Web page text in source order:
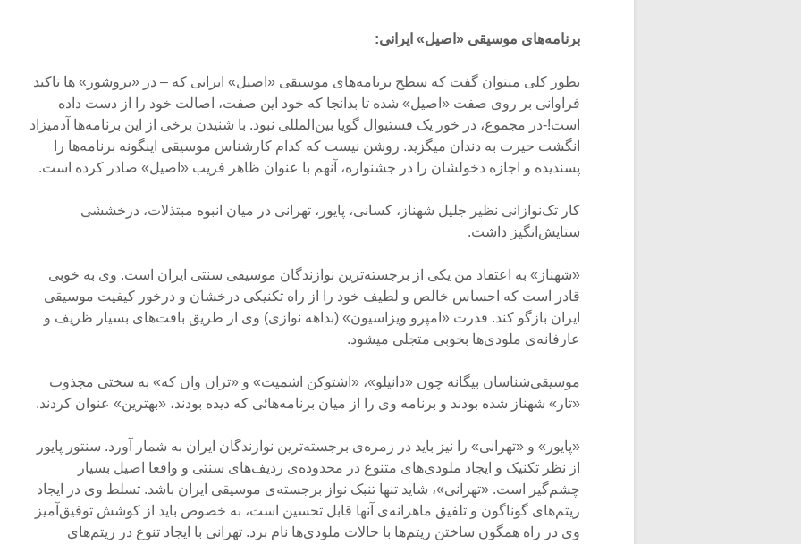
برنامه‌های موسیقی «اصیل» ایرانی:
بطور کلی میتوان گفت که سطح برنامه‌های‌ موسیقی «اصیل» ایرانی که – در «بروشور» ها تاکید
فراوانی بر روی صفت «اصیل» شده تا بدانجا که خود این صفت، اصالت خود را از دست‌ داده
است!-در مجموع، در خور یک فستیوال‌ گویا بین‌المللی نبود. با شنیدن برخی از این‌ برنامه‌ها آدمیزاد
انگشت حیرت به دندان میگزید. روشن نیست که کدام کارشناس موسیقی اینگونه‌ برنامه‌ها را
پسندیده و اجازه دخولشان را در جشنواره، آنهم با عنوان ظاهر فریب «اصیل» صادر کرده است.
کار تک‌نوازانی نظیر جلیل شهناز، کسانی، پایور، تهرانی در میان انبوه مبتذلات، درخششی
ستایش‌انگیز داشت.
«شهناز» به اعتقاد من یکی از برجسته‌ترین‌ نوازندگان موسیقی سنتی ایران است. وی به خوبی‌
قادر است که احساس خالص و لطیف خود را از راه تکنیکی درخشان و درخور کیفیت موسیقی‌
ایران بازگو کند. قدرت «امپرو ویزاسیون» (بداهه نوازی) وی از طریق بافت‌های بسیار ظریف و
عارفانه‌ی ملودی‌ها بخوبی متجلی‌ میشود.
موسیقی‌شناسان بیگانه چون «دانیلو»، «اشتوکن اشمیت» و «تران وان که» به سختی‌ مجذوب
«تار» شهناز شده بودند و برنامه‌ وی را از میان برنامه‌هائی که دیده بودند، «بهترین» عنوان کردند.
«پایور» و «تهرانی» را نیز باید در زمره‌ی‌ برجسته‌ترین نوازندگان ایران به شمار آورد. سنتور پایور
از نظر تکنیک و ایجاد ملودی‌های متنوع‌ در محدوده‌ی ردیف‌های سنتی و واقعا اصیل‌ بسیار
چشم‌گیر است. «تهرانی»، شاید تنها تنبک‌ نواز برجسته‌ی موسیقی ایران باشد. تسلط وی در ایجاد
ریتم‌های گوناگون و تلفیق ماهرانه‌ی‌ آنها قابل تحسین است، به خصوص باید از کوشش‌ توفیق‌آمیز
وی در راه همگون ساختن ریتم‌ها با حالات ملودی‌ها نام برد. تهرانی با ایجاد تنوع در ریتم‌های